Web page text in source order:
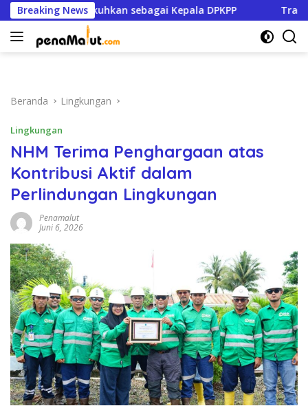
Langsung
ke
konten
Breaking News
Dikukuhkan sebagai Kepala DPKPP Trans Kie
Beranda Lingkungan
Lingkungan
NHM Terima Penghargaan atas
Kontribusi Aktif dalam
Perlindungan Lingkungan
Penamalut
Juni 6, 2026